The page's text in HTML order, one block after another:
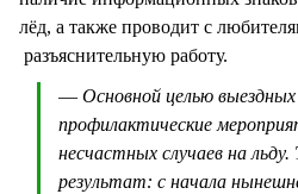
лёд, а также проводит с
разъяснительную работу.
— Основной целью
профилактические
несчастных случаев на
результат: с начала